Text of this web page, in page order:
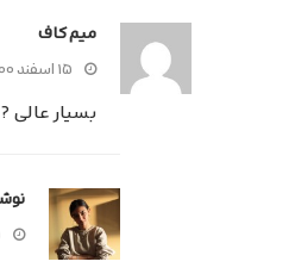
میم کاف
۱۵ اسفند ۱۴۰۰ - ۸:۴۲ ق٫ظ
بسیار عالی ?